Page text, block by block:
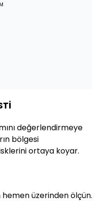
değerlendirmeye
bölgesi
ortaya koyar.
üzerinden ölçün.